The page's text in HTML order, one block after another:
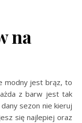
na
modny jest brąz, to
z barw jest tak
sezon nie kieruj
się najlepiej oraz